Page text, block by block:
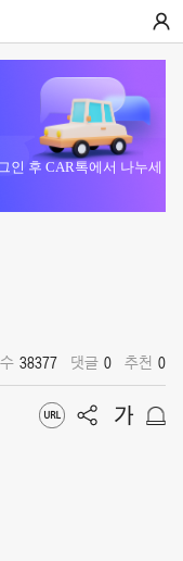
인 후 CAR톡에서 나누세
38377 댓글 0 추천 0